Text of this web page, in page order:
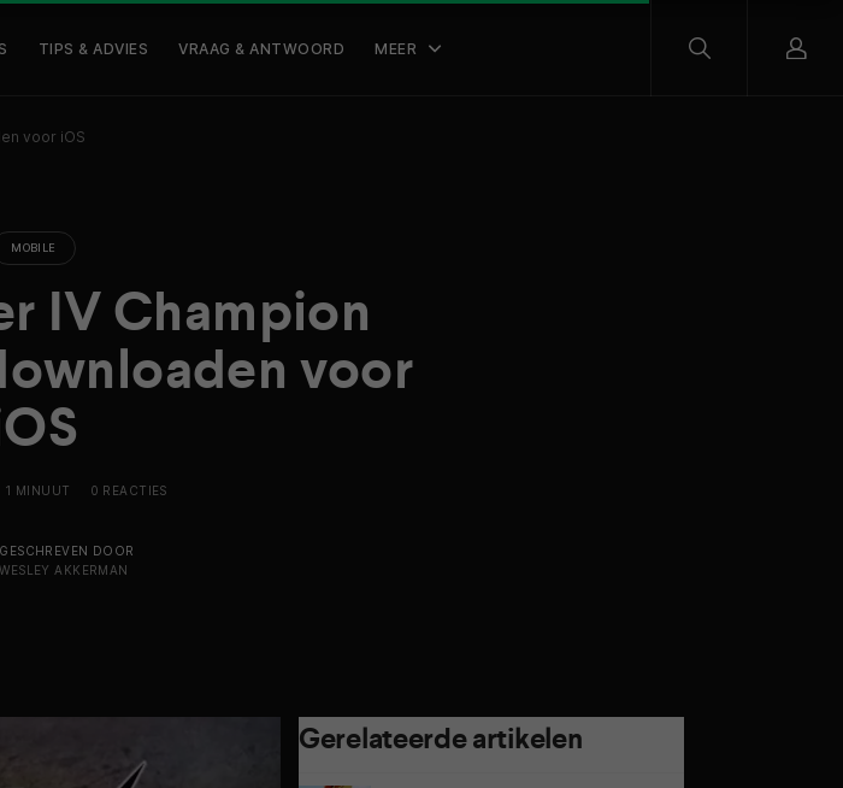
TIPS & ADVIES VRAAG & ANTWOORD MEER
voor iOS
MOBILE
IV Champion
voor
1 MINUUT 0 REACTIES
GESCHREVEN DOOR
WESLEY AKKERMAN
Gerelateerde artikelen